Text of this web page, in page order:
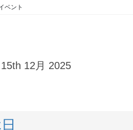
ベント
15th 12月 2025